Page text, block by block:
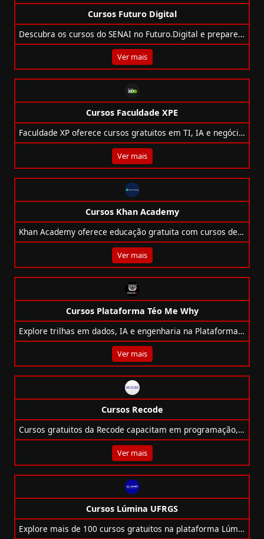
Cursos Futuro Digital
Descubra os cursos do SENAI no Futuro.Digital e prepare-se para o mercado com formações EAD, técnicas e superiores em diversas áreas.
Ver mais
Cursos Faculdade XPE
Faculdade XP oferece cursos gratuitos em TI, IA e negócios com foco em empregabilidade, inovação e metodologia 100% online.
Ver mais
Cursos Khan Academy
Khan Academy oferece educação gratuita com cursos de matemática, ciências, computação e mais para todas as idades.
Ver mais
Cursos Plataforma Téo Me Why
Explore trilhas em dados, IA e engenharia na Plataforma Téo Me Why, com cursos gratuitos e projetos exclusivos no YouTube.
Ver mais
Cursos Recode
Cursos gratuitos da Recode capacitam em programação, IA, games e cidadania digital com base na pedagogia de Paulo Freire.
Ver mais
Cursos Lúmina UFRGS
Explore mais de 100 cursos gratuitos na plataforma Lúmina da UFRGS, com certificado e flexibilidade total de horários!